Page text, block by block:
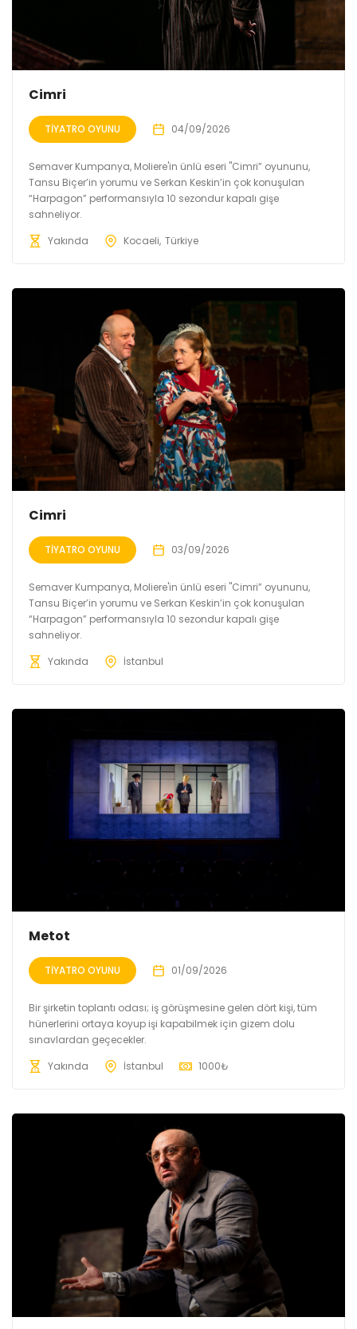
Cimri
TIYATRO OYUNU 04/09/2026
Semaver Kumpanya, Moliere'in ünlü eseri "Cimri” oyununu,
Tansu Biçer’in yorumu ve Serkan Keskin’in çok konuşulan
“Harpagon” performansıyla 10 sezondur kapalı gişe
sahneliyor.
Yakında
Kocaeli Türkiye
Cimri
TIYATRO OYUNU 03/09/2026
Semaver Kumpanya, Moliere'in ünlü eseri "Cimri” oyununu,
Tansu Biçer’in yorumu ve Serkan Keskin’in çok konuşulan
“Harpagon” performansıyla 10 sezondur kapalı gişe
sahneliyor.
Yakında
İstanbul
Metot
TIYATRO OYUNU 01/09/2026
Bir şirketin toplantı odası; iş görüşmesine gelen dört kişi, tüm
hünerlerini ortaya koyup işi kapabilmek için gizem dolu
sınavlardan geçecekler.
Yakında
İstanbul 1000₺